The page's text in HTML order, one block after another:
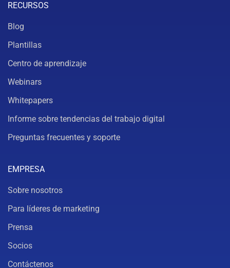
RECURSOS
Blog
Plantillas
Centro de aprendizaje
Webinars
Whitepapers
Informe sobre tendencias del trabajo digital
Preguntas frecuentes y soporte
EMPRESA
Sobre nosotros
Para líderes de marketing
Prensa
Socios
Contáctenos